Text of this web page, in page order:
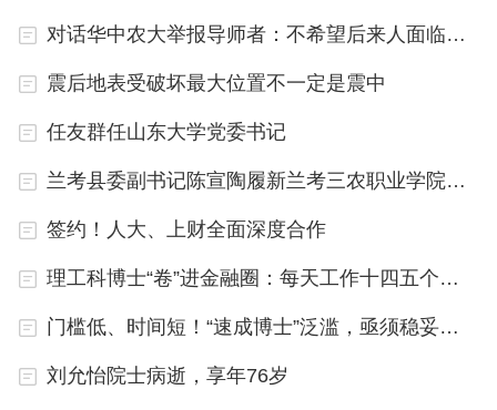
对话华中农大举报导师者：不希望后来人面临同样情况
震后地表受破坏最大位置不一定是震中
任友群任山东大学党委书记
兰考县委副书记陈宣陶履新兰考三农职业学院院长
签约！人大、上财全面深度合作
理工科博士“卷”进金融圈：每天工作十四五个小时
门槛低、时间短！“速成博士”泛滥，亟须稳妥应对
刘允怡院士病逝，享年76岁